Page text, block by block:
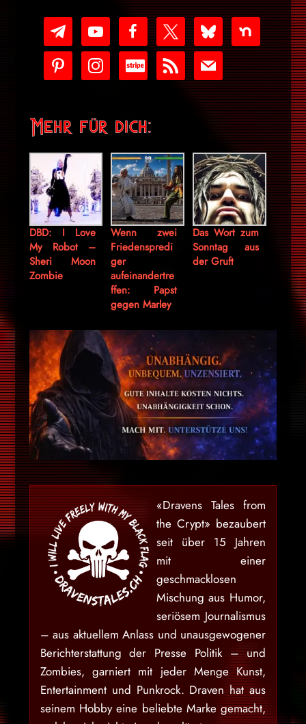
telegram
youtube-
play
facebookx blueskynextdoor
pinterest instagramcc-
stripe
rss mail
Mehr für dich:
DBD: I Love
My Robot –
Sheri Moon
Zombie
Wenn zwei
Friedenspredi
ger
aufeinandertre
ffen: Papst
gegen Marley
Das Wort zum
Sonntag aus
der Gruft
«Dravens Tales from
the Crypt» bezaubert
seit über 15 Jahren
mit einer
geschmacklosen
Mischung aus Humor,
seriösem Journalismus
– aus aktuellem Anlass und unausgewogener
Berichterstattung der Presse Politik – und
Zombies, garniert mit jeder Menge Kunst,
Entertainment und Punkrock. Draven hat aus
seinem Hobby eine beliebte Marke gemacht,